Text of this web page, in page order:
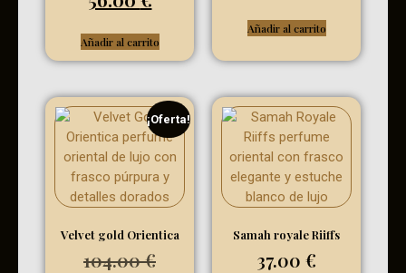
Añadir al carrito
Añadir al carrito
¡Oferta!
Velvet gold Orientica
104.00€
Samah royale Riiffs
37.00 €